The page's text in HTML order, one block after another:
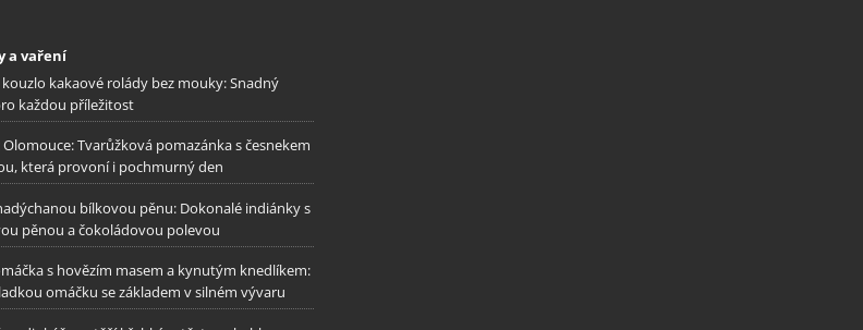
a vaření
kakaové rolády bez mouky: Snadný
každou příležitost
Olomouce: Tvarůžková pomazánka s česnekem
která provoní i pochmurný den
bílkovou pěnu: Dokonalé indiánky s
pěnou a čokoládovou polevou
s hovězím masem a kynutým knedlíkem:
omáčku se základem v silném vývaru